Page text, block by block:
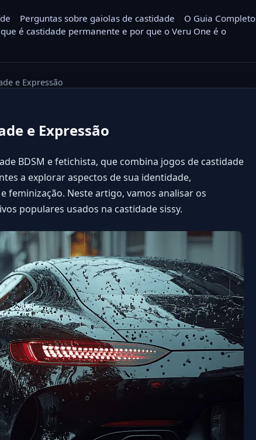
Perguntas sobre gaiolas de castidade
O Guia Completo
é castidade permanente e por que o Veru One é o
e Expressão
e Expressão
BDSM e fetichista, que combina jogos de castidade
a explorar aspectos de sua identidade,
feminização. Neste artigo, vamos analisar os
populares usados na castidade sissy.